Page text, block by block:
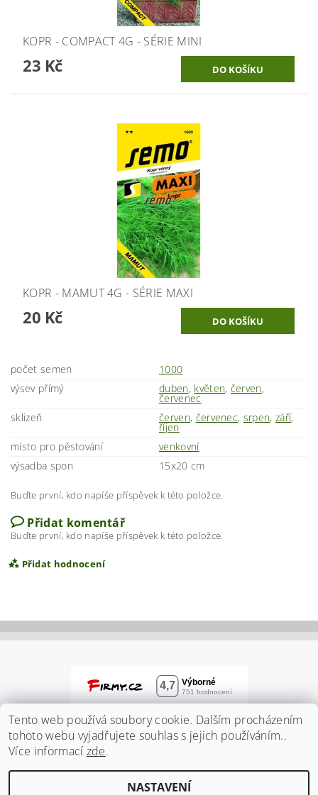
KOPR - COMPACT 4G - SÉRIE MINI
23 Kč
KOPR - MAMUT 4G - SÉRIE MAXI
20 Kč
počet semen
1000
výsev přímý
duben, květen, červen,
červenec
sklizeň
červen, červenec, srpen,září,
říjen
místo pro pěstování
venkovní
výsadba spon
15x20 cm
Buďte první, kdo napíše příspěvek k této položce.
Přidat komentář
Buďte první, kdo napíše příspěvek k této položce.
Přidat hodnocení
Vložením hodnocení souhlasíte spodmínkami
Tento web používá soubory cookie. Dalším procházením
tohoto webu vyjadřujete souhlas s jejich používáním..
Více informací zde.
NASTAVENÍ